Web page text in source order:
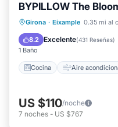
BYPILLOW The
Girona · Eixample 0.35 mi al
8.2 Excelente(431 Reseñas)
1 Baño
Cocina Aire
Cocina Aire
Apto para niños
US $110/noche
7 noches - US $767